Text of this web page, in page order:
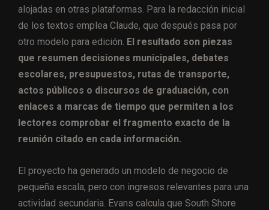
alojadas en otras plataformas. Para la redacción inicial
de los textos emplea Claude, que después pasa por
otro modelo para edición. El resultado son piezas
que resumen decisiones municipales, debates
escolares, presupuestos, rutas de transporte,
actos públicos o discursos de graduación, con
enlaces a marcas de tiempo que permiten a los
lectores comprobar el fragmento exacto de la
reunión citado en cada información.
El proyecto ha generado un modelo de negocio de
pequeña escala, pero con ingresos relevantes para una
actividad secundaria. Evans calcula que South Shore